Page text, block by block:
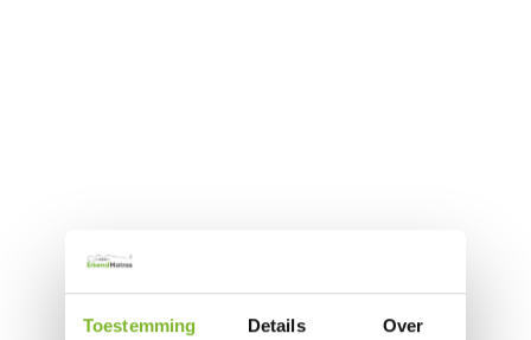
Toestemming Details Over